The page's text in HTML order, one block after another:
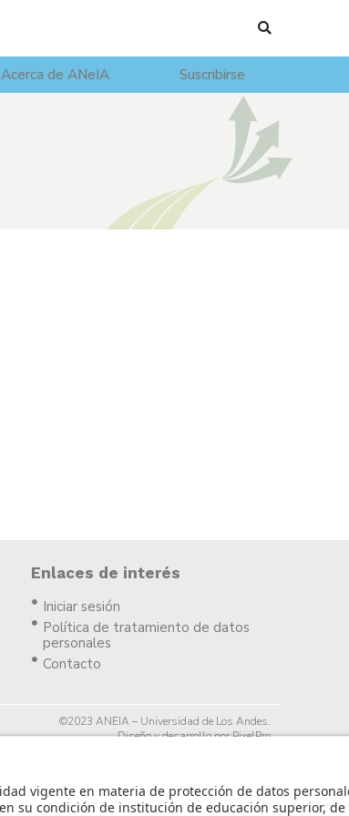
Acerca de ANeIA Suscribirse
Enlaces de interés
Iniciar sesión
Política de tratamiento de datos
personales
Contacto
©2023 ANEIA – Universidad de Los Andes.
Diseño y desarrollo por PixelPro